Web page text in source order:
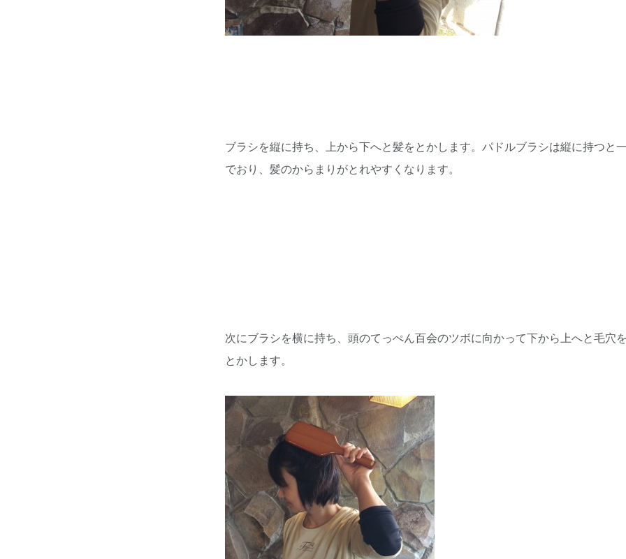
ブラシを縦に持ち、上から下へと髪をとかします。パドルブラシは縦に持つと
でおり、髪のからまりがとれやすくなります。
次にブラシを横に持ち、頭のてっぺん百会のツボに向かって下から上へと毛穴
とかします。